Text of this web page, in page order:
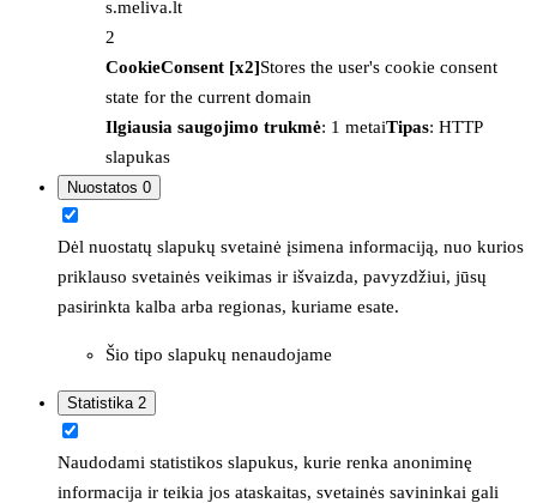
s.meliva.lt
2
CookieConsent [x2]Stores the user's cookie consent
state for the current domain
Ilgiausia saugojimo trukmė: 1 metaiTipas: HTTP
slapukas
Nuostatos 0
Dėl nuostatų slapukų svetainė įsimena informaciją, nuo kurios
priklauso svetainės veikimas ir išvaizda, pavyzdžiui, jūsų
pasirinkta kalba arba regionas, kuriame esate.
Šio tipo slapukų nenaudojame
Statistika 2
Naudodami statistikos slapukus, kurie renka anoniminę
informacija ir teikia jos ataskaitas, svetainės savininkai gali